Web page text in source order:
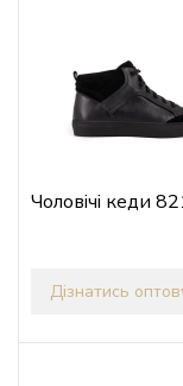
Чоловічі кеди
Дізнатись